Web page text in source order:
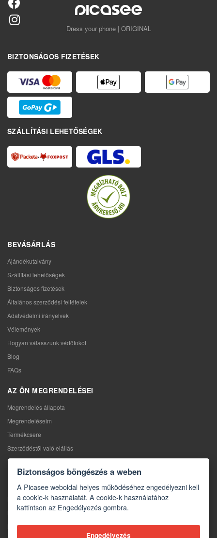
Dress your phone | ORIGINAL
BIZTONSÁGOS FIZETÉSEK
SZÁLLÍTÁSI LEHETŐSÉGEK
BEVÁSÁRLÁS
Ajándékutalvány
Szállítási lehetőségek
Biztonságos fizetések
Általános szerződési feltételek
Adatvédelmi irányelvek
Vélemények
Hogyan válasszunk védőtokot
Blog
FAQs
AZ ÖN MEGRENDELÉSEI
Megrendelés állapota
Megrendeléseim
Termékcsere
Szerződéstől való elállás
Reklamáció
KAPCSOLAT
Kapcsolat
Kapcsolatfelvételi űrlap
Nagykereskedelem
Biztonságos böngészés a weben
A Picasee weboldal helyes működéséhez engedélyezni kell
a cookie-k használatát. A cookie-k használatához
kattintson az Engedélyezés gombra.
Engedélyezés